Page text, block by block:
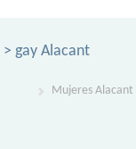
> gay Alacant
Mujeres Alacant